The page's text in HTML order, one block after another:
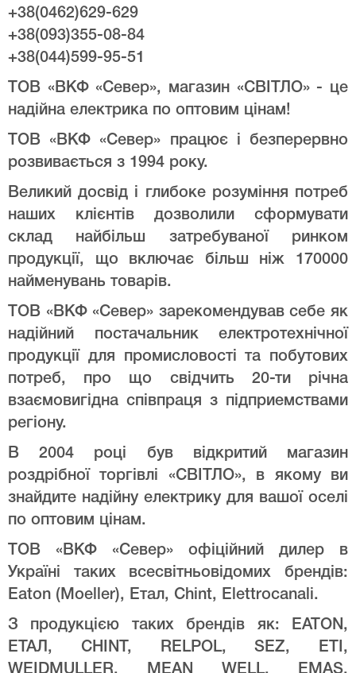
+38(0462)629-629
+38(093)355-08-84
+38(044)599-95-51
ТОВ «ВКФ «Север», магазин «СВІТЛО» - це
надійна електрика по оптовим цінам!
ТОВ «ВКФ «Север» працює і безперервно
розвивається з 1994 року.
Великий досвід і глибоке розуміння потреб
наших клієнтів дозволили сформувати
склад найбільш затребуваної ринком
продукції, що включає більш ніж 170000
найменувань товарів.
ТОВ «ВКФ «Север» зарекомендував себе як
надійний постачальник електротехнічної
продукції для промисловості та побутових
потреб, про що свідчить 20-ти річна
взаємовигідна співпраця з підприемствами
регіону.
В 2004 році був відкритий магазин
роздрібної торгівлі «СВІТЛО», в якому ви
знайдите надійну електрику для вашої оселі
по оптовим цінам.
ТОВ «ВКФ «Север» офіційний дилер в
Україні таких всесвітньовідомих брендів:
Eaton (Moeller), Етал, Chint, Elettrocanali.
З продукцією таких брендів як: EATON,
ЕТАЛ, CHINT, RELPOL, SEZ, ETI,
WEIDMULLER, MEAN WELL, EMAS,